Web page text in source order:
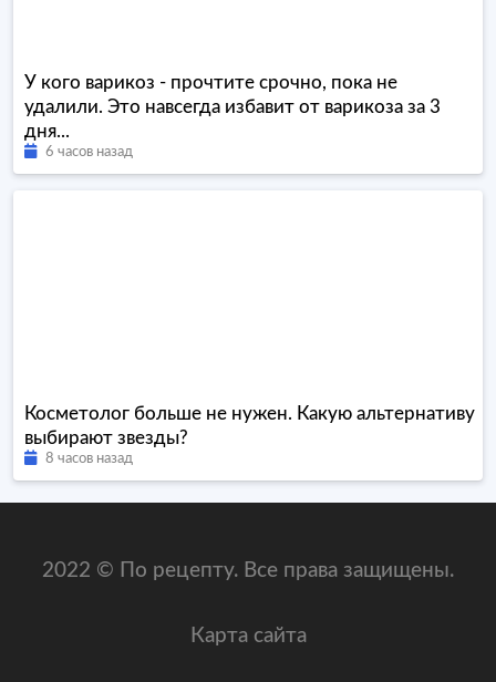
У кого варикоз - прочтите срочно, пока не
удалили. Это навсегда избавит от варикоза за 3
дня...
6 часов назад
Косметолог больше не нужен. Какую альтернативу
выбирают звезды?
8 часов назад
2022 © По рецепту. Все права защищены.
Карта сайта